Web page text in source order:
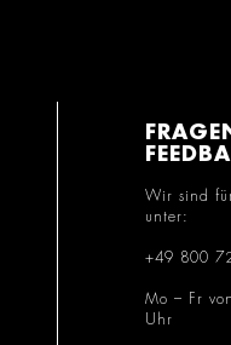
Wir sind
unter:
+49 800
Mo – Fr
Uhr